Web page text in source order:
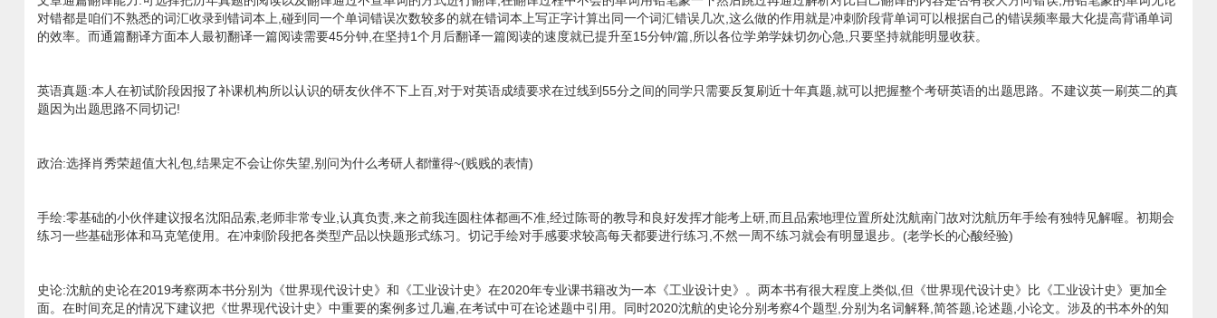
对错都是咱们不熟悉的词汇收录到错词本上,碰到同一个单词错误次数较多的就在错词本上写正字计算出同一个词汇错误几次,这么做的作用就是冲刺阶段背单词可以根据自己的错误频率最大化提高背诵单词
的效率。而通篇翻译方面本人最初翻译一篇阅读需要45分钟,在坚持1个月后翻译一篇阅读的速度就已提升至15分钟/篇,所以各位学弟学妹切勿心急,只要坚持就能明显收获。
英语真题:本人在初试阶段因报了补课机构所以认识的研友伙伴不下上百,对于对英语成绩要求在过线到55分之间的同学只需要反复刷近十年真题,就可以把握整个考研英语的出题思路。不建议英一刷英二的真
题因为出题思路不同切记!
政治:选择肖秀荣超值大礼包,结果定不会让你失望,别问为什么考研人都懂得~(贱贱的表情)
手绘:零基础的小伙伴建议报名沈阳品索,老师非常专业,认真负责,来之前我连圆柱体都画不准,经过陈哥的教导和良好发挥才能考上研,而且品索地理位置所处沈航南门故对沈航历年手绘有独特见解喔。初期会
练习一些基础形体和马克笔使用。在冲刺阶段把各类型产品以快题形式练习。切记手绘对手感要求较高每天都要进行练习,不然一周不练习就会有明显退步。(老学长的心酸经验)
史论:沈航的史论在2019考察两本书分别为《世界现代设计史》和《工业设计史》在2020年专业课书籍改为一本《工业设计史》。两本书有很大程度上类似,但《世界现代设计史》比《工业设计史》更加全
面。在时间充足的情况下建议把《世界现代设计史》中重要的案例多过几遍,在考试中可在论述题中引用。同时2020沈航的史论分别考察4个题型,分别为名词解释,简答题,论述题,小论文。涉及的书本外的知